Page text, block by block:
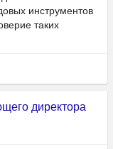
инструментов
таких
директора